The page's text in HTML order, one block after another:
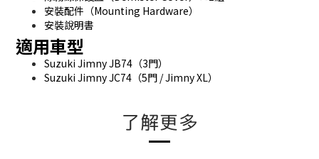
安裝配件（Mounting Hardware）
安裝說明書
適用車型
Suzuki Jimny JB74（3門）
Suzuki Jimny JC74（5門 / Jimny XL）
了解更多